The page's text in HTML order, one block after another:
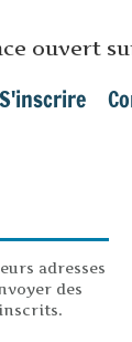
ouvert
S'inscrire
adresses
des